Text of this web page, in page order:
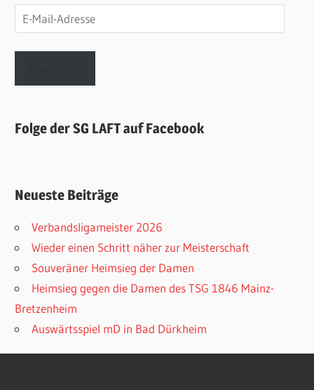
E-
Mail-
Adresse
Folge der SG LAFT auf Facebook
Neueste Beiträge
Verbandsligameister 2026
Wieder einen Schritt näher zur Meisterschaft
Souveräner Heimsieg der Damen
Heimsieg gegen die Damen des TSG 1846 Mainz-
Bretzenheim
Auswärtsspiel mD in Bad Dürkheim